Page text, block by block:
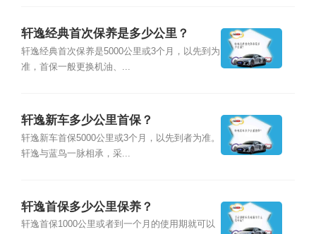
轩逸经典首次保养是多少公里？
轩逸经典首次保养是5000公里或3个月，以先到为
准，首保一般更换机油、...
轩逸新车多少公里首保？
轩逸新车首保5000公里或3个月，以先到者为准。
轩逸与蓝鸟一脉相承，采...
轩逸首保多少公里保养？
轩逸首保1000公里或者到一个月的使用期就可以